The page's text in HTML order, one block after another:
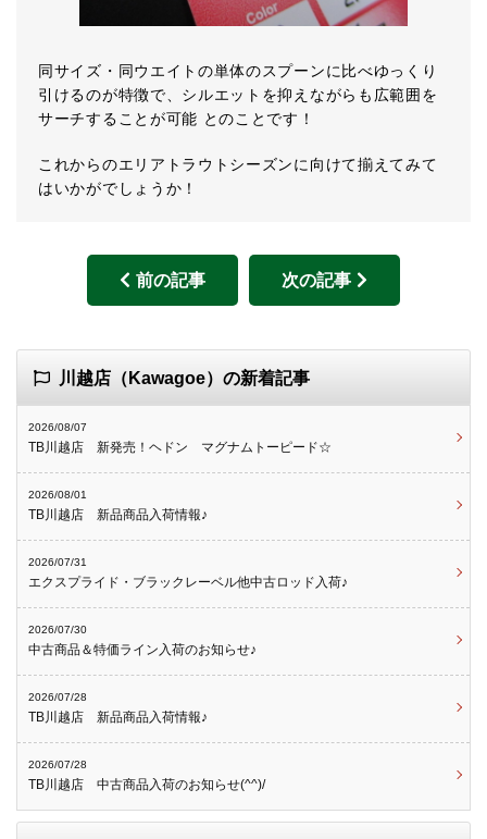
同サイズ・同ウエイトの単体のスプーンに比べゆっくり
引けるのが特徴で、シルエットを抑えながらも広範囲を
サーチすることが可能 とのことです！
これからのエリアトラウトシーズンに向けて揃えてみて
はいかがでしょうか！
前の記事 次の記事
川越店（Kawagoe）の新着記事
2026/08/07
TB川越店 新発売！ヘドン マグナムトーピード☆
2026/08/01
TB川越店 新品商品入荷情報♪
2026/07/31
エクスプライド・ブラックレーベル他中古ロッド入荷♪
2026/07/30
中古商品＆特価ライン入荷のお知らせ♪
2026/07/28
TB川越店 新品商品入荷情報♪
2026/07/28
TB川越店 中古商品入荷のお知らせ(^^)/